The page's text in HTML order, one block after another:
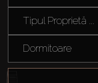
Tipul Proprietă ...
Dormitoare